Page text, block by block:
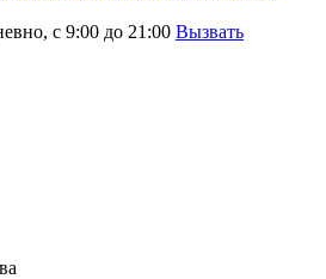
с 9:00 до 21:00 Вызвать